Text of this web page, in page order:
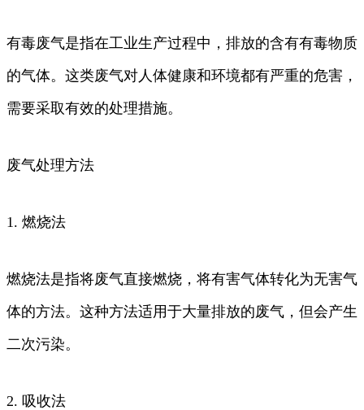
有毒废气是指在工业生产过程中，排放的含有有毒物质
的气体。这类废气对人体健康和环境都有严重的危害，
需要采取有效的处理措施。
废气处理方法
1. 燃烧法
燃烧法是指将废气直接燃烧，将有害气体转化为无害气
体的方法。这种方法适用于大量排放的废气，但会产生
二次污染。
2. 吸收法